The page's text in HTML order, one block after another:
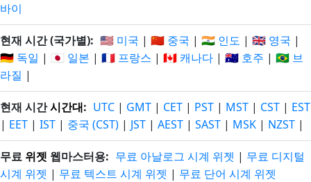
바이
현재 시간 (국가별): 🇺🇸 미국 | 🇨🇳 중국 | 🇮🇳 인도 | 🇬🇧 영국 |
🇩🇪 독일 | 🇯🇵 일본 | 🇫🇷 프랑스 | 🇨🇦 캐나다 | 🇦🇺 호주 | 🇧🇷 브
라질 |
현재 시간시간대: UTC | GMT | CET | PST | MST | CST | EST
| EET | IST | 중국 (CST) | JST | AEST | SAST | MSK | NZST |
무료 위젯 웹마스터용: 무료 아날로그 시계 위젯 | 무료 디지털
시계 위젯 | 무료 텍스트 시계 위젯 | 무료 단어 시계 위젯